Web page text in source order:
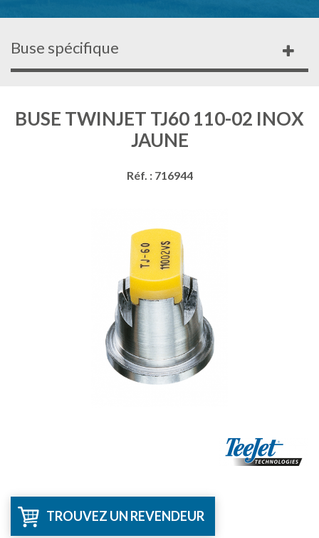
Buse spécifique
BUSE TWINJET TJ60 110-02 INOX
JAUNE
Réf. : 716944
TROUVEZ UN REVENDEUR